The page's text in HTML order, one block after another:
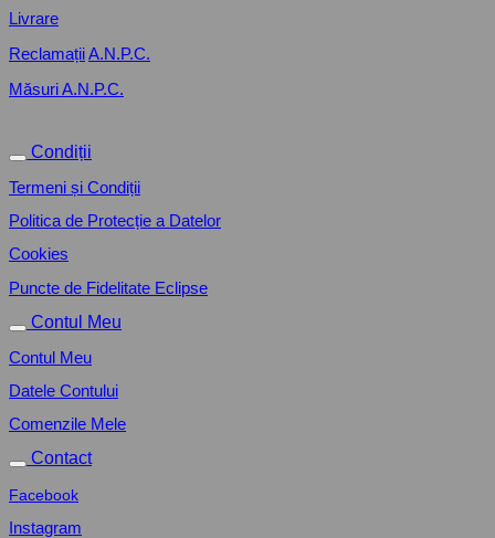
Livrare
ReclamațiiA.N.P.C.
Măsuri A.N.P.C.
Condiții
Termeni și Condiții
Politica de Protecție a Datelor
Cookies
Puncte de Fidelitate Eclipse
Contul Meu
Contul Meu
Datele Contului
Comenzile Mele
Contact
Facebook
Instagram